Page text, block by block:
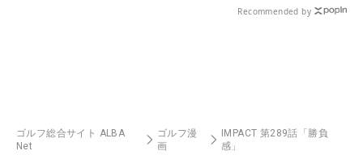
Recommended by
ゴルフ総合サイト ALBA
Net
ゴルフ漫
画
IMPACT 第289話「勝負
感」